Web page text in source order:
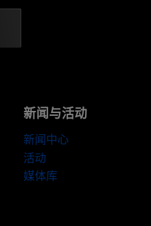
新闻与活动
新闻中心
活动
媒体库